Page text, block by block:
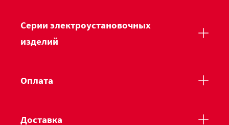
Серии электроустановочных
изделий
Оплата
Доставка